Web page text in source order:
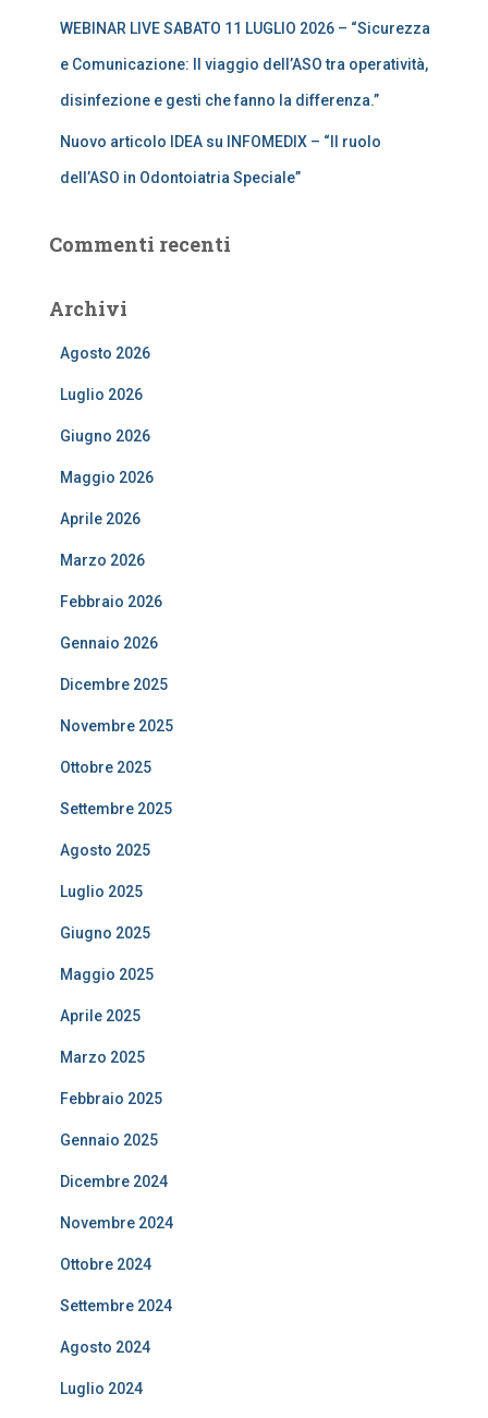
WEBINAR LIVE SABATO 11 LUGLIO 2026 – “Sicurezza
e Comunicazione: Il viaggio dell’ASO tra operatività,
disinfezione e gesti che fanno la differenza.”
Nuovo articolo IDEA su INFOMEDIX – “Il ruolo
dell’ASO in Odontoiatria Speciale”
Commenti recenti
Archivi
Agosto 2026
Luglio 2026
Giugno 2026
Maggio 2026
Aprile 2026
Marzo 2026
Febbraio 2026
Gennaio 2026
Dicembre 2025
Novembre 2025
Ottobre 2025
Settembre 2025
Agosto 2025
Luglio 2025
Giugno 2025
Maggio 2025
Aprile 2025
Marzo 2025
Febbraio 2025
Gennaio 2025
Dicembre 2024
Novembre 2024
Ottobre 2024
Settembre 2024
Agosto 2024
Luglio 2024